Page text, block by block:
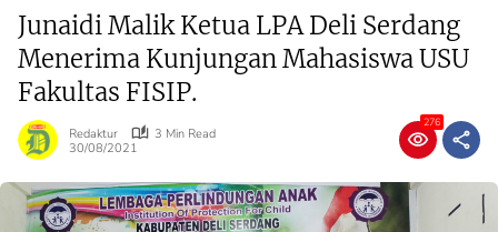
Junaidi Malik Ketua LPA Deli Serdang
Menerima Kunjungan Mahasiswa USU
Fakultas FISIP.
Redaktur
3 Min Read
30/08/2021
276